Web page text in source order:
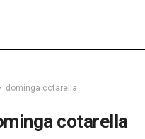
dominga cotarella
cotarella